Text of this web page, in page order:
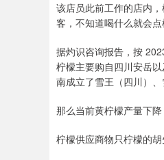
该店员此前工作的店内
客，不知道喝什么就会点
据灼识咨询报告，按
柠檬主要购自四川安岳
南成立了雪王（四川）、
那么当前黄柠檬产量下
柠檬供应商物只柠檬的